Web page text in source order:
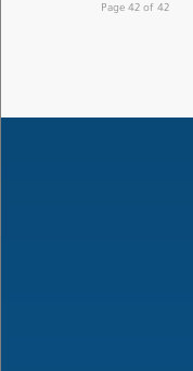
Page 42 of 42